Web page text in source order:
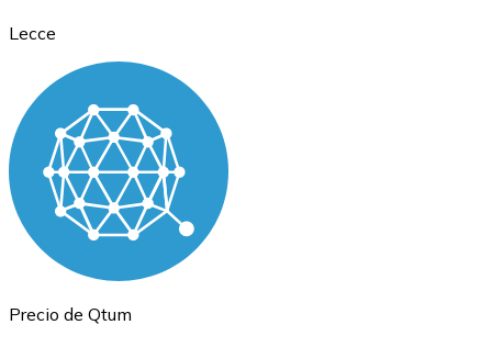
Ethereum
ETH
Lecce
Precio de Qtum